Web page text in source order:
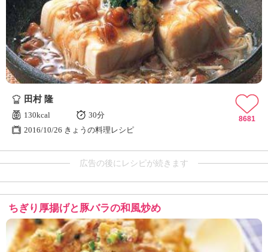
田村 隆
130kcal
30分
2016/10/26 きょうの料理レシピ
8681
広告の後にレシピが続きます
ちぎり厚揚げと豚バラの和風炒め